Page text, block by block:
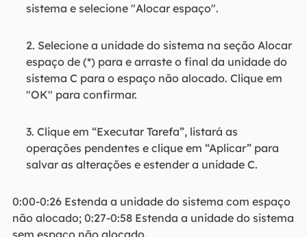
sistema e selecione "Alocar espaço".
2. Selecione a unidade do sistema na seção Alocar
espaço de (*) para e arraste o final da unidade do
sistema C para o espaço não alocado. Clique em
"OK" para confirmar.
3. Clique em “Executar Tarefa”, listará as
operações pendentes e clique em “Aplicar” para
salvar as alterações e estender a unidade C.
0:00-0:26 Estenda a unidade do sistema com espaço
não alocado; 0:27-0:58 Estenda a unidade do sistema
sem espaço não alocado.